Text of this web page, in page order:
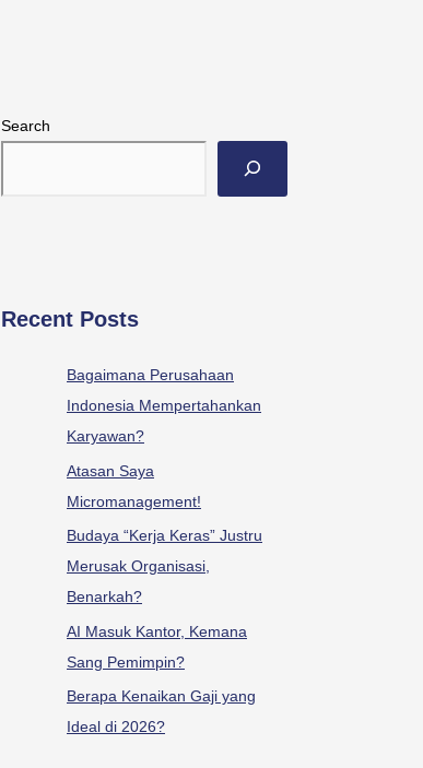
Search
Recent Posts
Bagaimana Perusahaan
Indonesia Mempertahankan
Karyawan?
Atasan Saya
Micromanagement!
Budaya “Kerja Keras” Justru
Merusak Organisasi,
Benarkah?
AI Masuk Kantor, Kemana
Sang Pemimpin?
Berapa Kenaikan Gaji yang
Ideal di 2026?